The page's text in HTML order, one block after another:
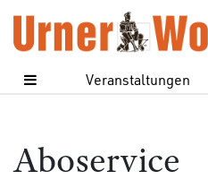
Veranstaltungen
Aboservice